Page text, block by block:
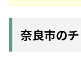
奈良市の